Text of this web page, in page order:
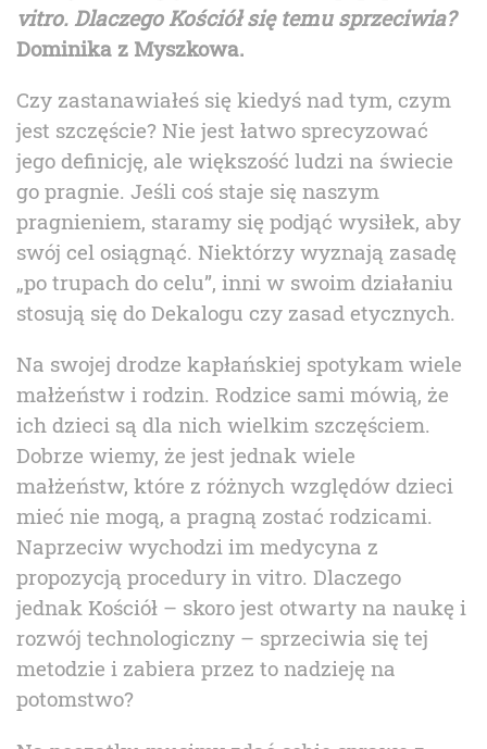
vitro. Dlaczego Kościół się temu sprzeciwia?
Dominika z Myszkowa.
Czy zastanawiałeś się kiedyś nad tym, czym
jest szczęście? Nie jest łatwo sprecyzować
jego definicję, ale większość ludzi na świecie
go pragnie. Jeśli coś staje się naszym
pragnieniem, staramy się podjąć wysiłek, aby
swój cel osiągnąć. Niektórzy wyznają zasadę
„po trupach do celu”, inni w swoim działaniu
stosują się do Dekalogu czy zasad etycznych.
Na swojej drodze kapłańskiej spotykam wiele
małżeństw i rodzin. Rodzice sami mówią, że
ich dzieci są dla nich wielkim szczęściem.
Dobrze wiemy, że jest jednak wiele
małżeństw, które z różnych względów dzieci
mieć nie mogą, a pragną zostać rodzicami.
Naprzeciw wychodzi im medycyna z
propozycją procedury in vitro. Dlaczego
jednak Kościół – skoro jest otwarty na naukę i
rozwój technologiczny – sprzeciwia się tej
metodzie i zabiera przez to nadzieję na
potomstwo?